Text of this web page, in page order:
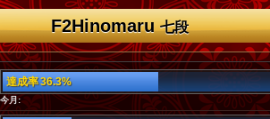
F2Hinomaru七段
達成率 36.3%
今月: